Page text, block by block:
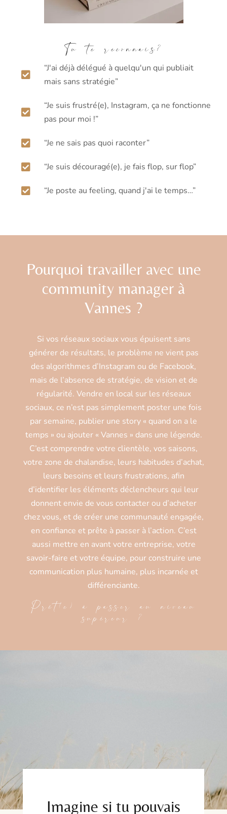
Tu te reconnais?
“J'ai déjà délégué à quelqu'un qui publiait
mais sans stratégie”
“Je suis frustré(e), Instagram, ça ne fonctionne
pas pour moi !”
“Je ne sais pas quoi raconter”
“Je suis découragé(e), je fais flop, sur flop”
“Je poste au feeling, quand j'ai le temps…”
Pourquoi travailler avec une
community manager à
Vannes ?
Si vos réseaux sociaux vous épuisent sans
générer de résultats, le problème ne vient pas
des algorithmes d’Instagram ou de Facebook,
mais de l’absence de stratégie, de vision et de
régularité. Vendre en local sur les réseaux
sociaux, ce n’est pas simplement poster une fois
par semaine, publier une story « quand on a le
temps » ou ajouter « Vannes » dans une légende.
C’est comprendre votre clientèle, vos saisons,
votre zone de chalandise, leurs habitudes d’achat,
leurs besoins et leurs frustrations, afin
d’identifier les éléments déclencheurs qui leur
donnent envie de vous contacter ou d’acheter
chez vous, et de créer une communauté engagée,
en confiance et prête à passer à l’action. C’est
aussi mettre en avant votre entreprise, votre
savoir-faire et votre équipe, pour construire une
communication plus humaine, plus incarnée et
différenciante.
Prêt(e) à passer au niveau
supéreur ?
Imagine si tu pouvais